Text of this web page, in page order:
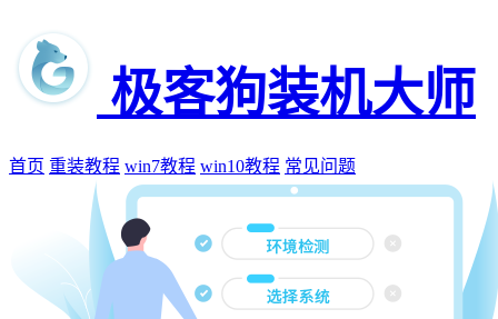
极客狗装机大师
首页 重装教程 win7教程 win10教程 常见问题